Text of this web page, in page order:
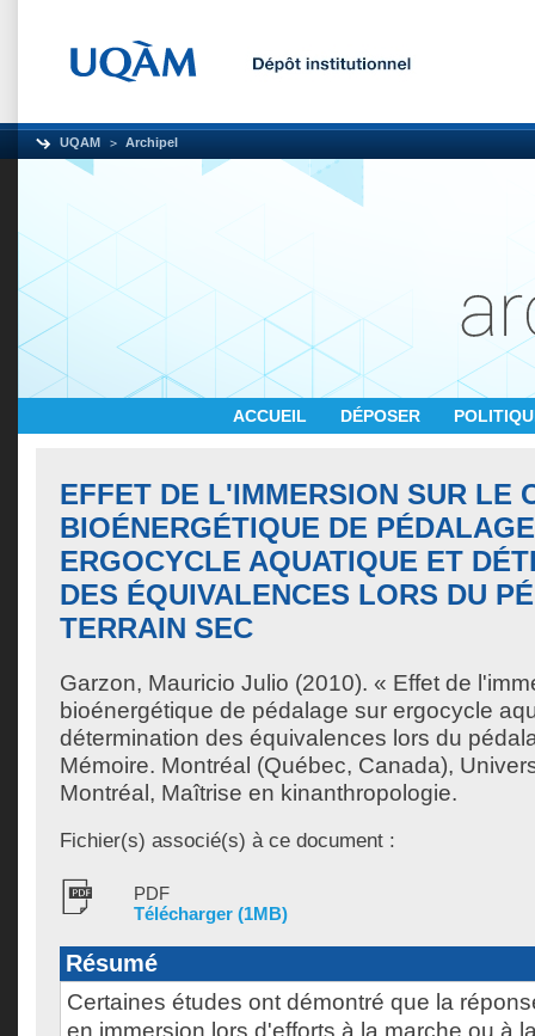
UQAM Archipel
ACCUEIL DÉPOSER
EFFET DE L'IMMERSION SUR LE
BIOÉNERGÉTIQUE DE
ERGOCYCLE AQUATIQUE ET
DES ÉQUIVALENCES LORS DU
TERRAIN SEC
Garzon, Mauricio Julio (2010). « Effet de
bioénergétique de pédalage sur ergocycle
détermination des équivalences lors du
Mémoire. Montréal (Québec, Canada),
Montréal, Maîtrise en kinanthropologie.
Fichier(s) associé(s) à ce document :
PDF
Télécharger (1MB)
Résumé
Certaines études ont démontré que la
en immersion lors d'efforts à la marche ou à